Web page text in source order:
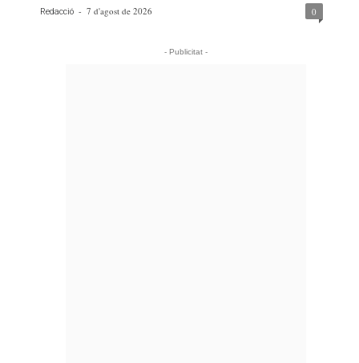
Redacció - 7 d'agost de 2026 0
- Publicitat -